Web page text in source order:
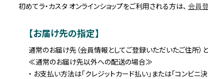
初めてラ・カスタ オンラインショップをご利用される方は、 会員
【お届け先の指定】
通常のお届け先（会員情報としてご登録いただいたご住所）
≪通常のお届け先以外への配送の場合≫
・ お支払い方法は「クレジットカード払い」または「コンビニ決